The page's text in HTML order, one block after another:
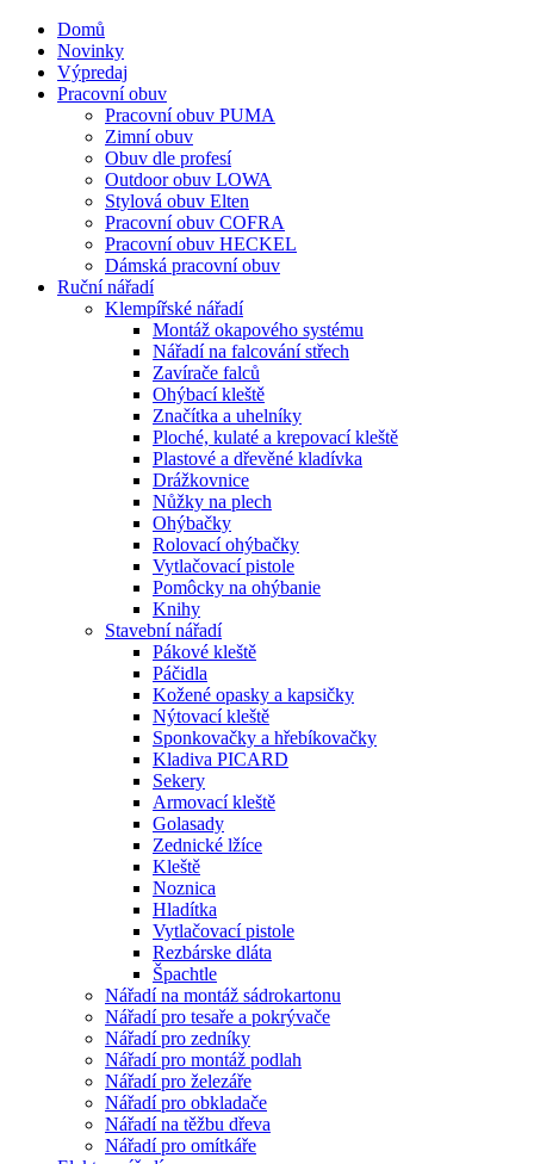
Domů
Novinky
Výpredaj
Pracovní obuv
Pracovní obuv PUMA
Zimní obuv
Obuv dle profesí
Outdoor obuv LOWA
Stylová obuv Elten
Pracovní obuv COFRA
Pracovní obuv HECKEL
Dámská pracovní obuv
Ruční nářadí
Klempířské nářadí
Montáž okapového systému
Nářadí na falcování střech
Zavírače falců
Ohýbací kleště
Značítka a uhelníky
Ploché, kulaté a krepovací kleště
Plastové a dřevěné kladívka
Drážkovnice
Nůžky na plech
Ohýbačky
Rolovací ohýbačky
Vytlačovací pistole
Pomôcky na ohýbanie
Knihy
Stavební nářadí
Pákové kleště
Páčidla
Kožené opasky a kapsičky
Nýtovací kleště
Sponkovačky a hřebíkovačky
Kladiva PICARD
Sekery
Armovací kleště
Golasady
Zednické lžíce
Kleště
Noznica
Hladítka
Vytlačovací pistole
Rezbárske dláta
Špachtle
Nářadí na montáž sádrokartonu
Nářadí pro tesaře a pokrývače
Nářadí pro zedníky
Nářadí pro montáž podlah
Nářadí pro železáře
Nářadí pro obkladače
Nářadí na těžbu dřeva
Nářadí pro omítkáře